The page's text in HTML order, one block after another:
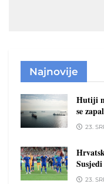
Najnovije
Hutiji
se
23.
23.